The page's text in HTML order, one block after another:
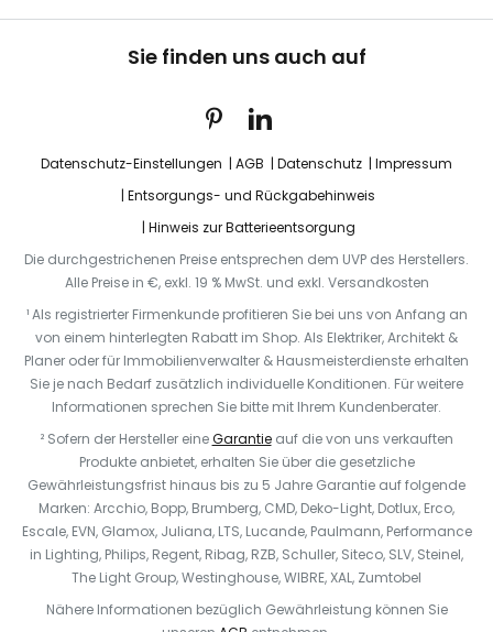
Sie finden uns auch auf
Datenschutz-Einstellungen AGB Datenschutz
Impressum
Entsorgungs- und Rückgabehinweis
Hinweis zur Batterieentsorgung
Die durchgestrichenen Preise entsprechen dem UVP des Herstellers.
Alle Preise in €, exkl. 19 % MwSt. und exkl. Versandkosten
¹ Als registrierter Firmenkunde profitieren Sie bei uns von Anfang an
von einem hinterlegten Rabatt im Shop. Als Elektriker, Architekt &
Planer oder für Immobilienverwalter & Hausmeisterdienste erhalten
Sie je nach Bedarf zusätzlich individuelle Konditionen. Für weitere
Informationen sprechen Sie bitte mit Ihrem Kundenberater.
² Sofern der Hersteller eineGarantieauf die von uns verkauften
Produkte anbietet, erhalten Sie über die gesetzliche
Gewährleistungsfrist hinaus bis zu 5 Jahre Garantie auf folgende
Marken: Arcchio, Bopp, Brumberg, CMD, Deko-Light, Dotlux, Erco,
Escale, EVN, Glamox, Juliana, LTS, Lucande, Paulmann, Performance
in Lighting, Philips, Regent, Ribag, RZB, Schuller, Siteco, SLV, Steinel,
The Light Group, Westinghouse, WIBRE, XAL, Zumtobel
Nähere Informationen bezüglich Gewährleistung können Sie